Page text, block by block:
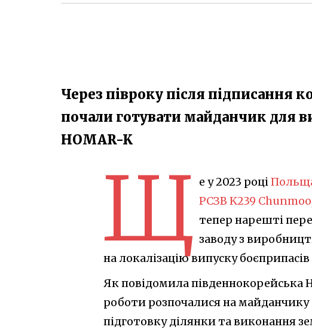
Через півроку після підписання
почали готувати майданчик для
HOMAR-K
Щ е у 2023 році
РСЗВ K239 Chunmoo
тепер нарешті
заводу з
на локалізацію випуску
Як повідомила південнокорейська
роботи розпочалися на
підготовку ділянки та виконання